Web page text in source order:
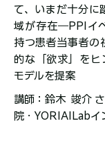
て、いまだ十分に
域が存在―PPIイ
持つ患者当事者の
的な「欲求」をヒ
モデルを提案
講師：鈴木 竣介
院・YORIAILabイ